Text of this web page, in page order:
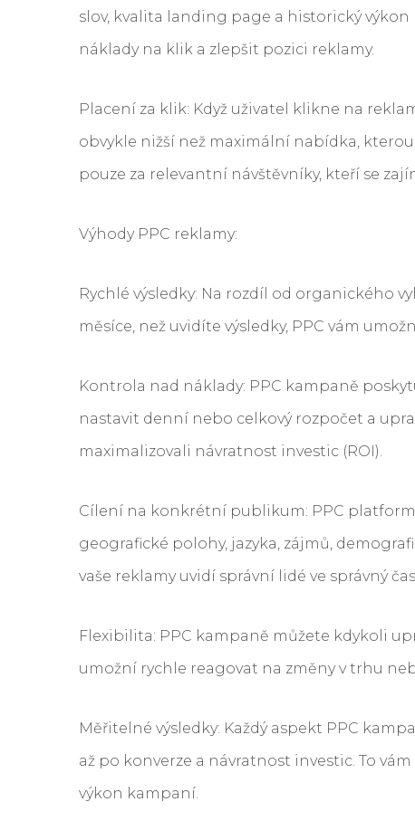
slov, kvalita landing page a historický
náklady na klik a zlepšit pozici reklamy.
Placení za klik: Když uživatel klikne na
obvykle nižší než maximální nabídka,
pouze za relevantní návštěvníky, kteří se
Výhody PPC reklamy:
Rychlé výsledky: Na rozdíl od organického
měsíce, než uvidíte výsledky, PPC vám
Kontrola nad náklady: PPC kampaně
nastavit denní nebo celkový rozpočet a
maximalizovali návratnost investic (ROI).
Cílení na konkrétní publikum: PPC
geografické polohy, jazyka, zájmů,
vaše reklamy uvidí správní lidé ve správný
Flexibilita: PPC kampaně můžete kdykoli
umožní rychle reagovat na změny v trhu
Měřitelné výsledky: Každý aspekt PPC
až po konverze a návratnost investic. To
výkon kampaní.